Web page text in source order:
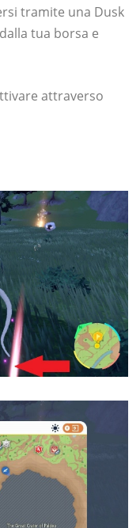
tramite una Dusk
tua borsa e
attraverso